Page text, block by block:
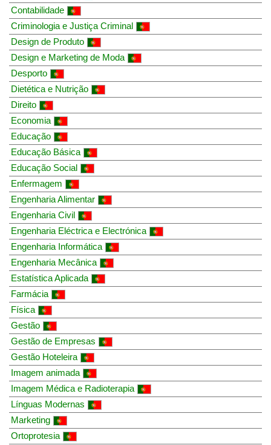
Contabilidade
Criminologia e Justiça Criminal
Design de Produto
Design e Marketing de Moda
Desporto
Dietética e Nutrição
Direito
Economia
Educação
Educação Básica
Educação Social
Enfermagem
Engenharia Alimentar
Engenharia Civil
Engenharia Eléctrica e Electrónica
Engenharia Informática
Engenharia Mecânica
Estatística Aplicada
Farmácia
Física
Gestão
Gestão de Empresas
Gestão Hoteleira
Imagem animada
Imagem Médica e Radioterapia
Línguas Modernas
Marketing
Ortoprotesia